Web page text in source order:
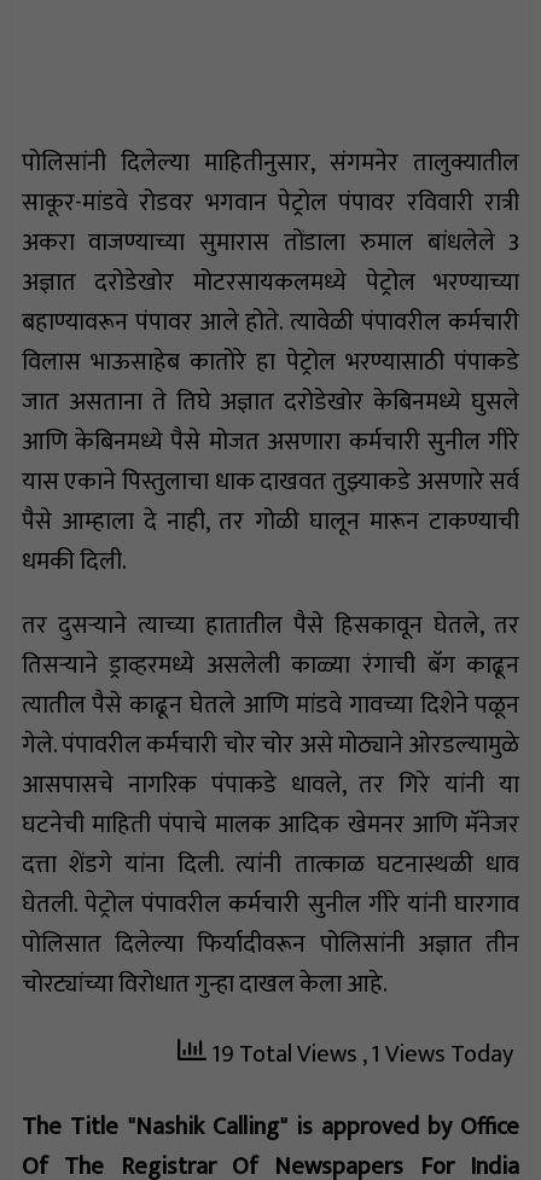
पोलिसांनी दिलेल्या माहितीनुसार, संगमनेर तालुक्यातील
साकूर-मांडवे रोडवर भगवान पेट्रोल पंपावर रविवारी रात्री
अकरा वाजण्याच्या सुमारास तोंडाला रुमाल बांधलेले 3
अज्ञात दरोडेखोर मोटरसायकलमध्ये पेट्रोल भरण्याच्या
बहाण्यावरून पंपावर आले होते. त्यावेळी पंपावरील कर्मचारी
विलास भाऊसाहेब कातोरे हा पेट्रोल भरण्यासाठी पंपाकडे
जात असताना ते तिघे अज्ञात दरोडेखोर केबिनमध्ये घुसले
आणि केबिनमध्ये पैसे मोजत असणारा कर्मचारी सुनील गीरे
यास एकाने पिस्तुलाचा धाक दाखवत तुझ्याकडे असणारे सर्व
पैसे आम्हाला दे नाही, तर गोळी घालून मारून टाकण्याची
धमकी दिली.
तर दुसर्‍याने त्याच्या हातातील पैसे हिसकावून घेतले, तर
तिसर्‍याने ड्राव्हरमध्ये असलेली काळ्या रंगाची बॅग काढून
त्यातील पैसे काढून घेतले आणि मांडवे गावच्या दिशेने पळून
गेले. पंपावरील कर्मचारी चोर चोर असे मोठ्याने ओरडल्यामुळे
आसपासचे नागरिक पंपाकडे धावले, तर गिरे यांनी या
घटनेची माहिती पंपाचे मालक आदिक खेमनर आणि मॅनेजर
दत्ता शेंडगे यांना दिली. त्यांनी तात्काळ घटनास्थळी धाव
घेतली. पेट्रोल पंपावरील कर्मचारी सुनील गीरे यांनी घारगाव
पोलिसात दिलेल्या फिर्यादीवरून पोलिसांनी अज्ञात तीन
चोरट्यांच्या विरोधात गुन्हा दाखल केला आहे.
19 Total Views, 1 Views Today
The Title "Nashik Calling" is approved by Office
Of The Registrar Of Newspapers For India